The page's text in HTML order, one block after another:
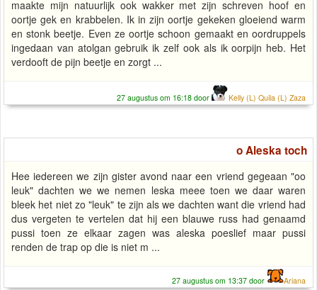
maakte mijn natuurlijk ook wakker met zijn schreven hoof en
oortje gek en krabbelen. Ik in zijn oortje gekeken gloeiend warm
en stonk beetje. Even ze oortje schoon gemaakt en oordruppels
ingedaan van atolgan gebruik ik zelf ook als ik oorpijn heb. Het
verdooft de pijn beetje en zorgt ...
27 augustus om 16:18 door Kelly (L) Quila (L) Zaza
o Aleska toch
Hee iedereen we zijn gister avond naar een vriend gegeaan "oo
leuk" dachten we we nemen leska meee toen we daar waren
bleek het niet zo "leuk" te zijn als we dachten want die vriend had
dus vergeten te vertelen dat hij een blauwe russ had genaamd
pussi toen ze elkaar zagen was aleska poeslief maar pussi
renden de trap op die is niet m ...
27 augustus om 13:37 door Ariana